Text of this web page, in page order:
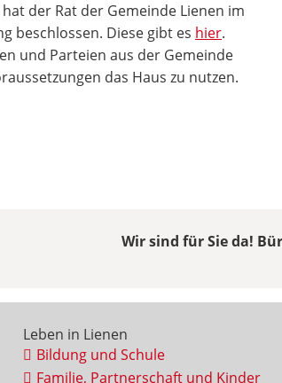
der Rat der Gemeinde Lienen im
beschlossen. Diese gibt es hier.
und Parteien aus der Gemeinde
das Haus zu nutzen.
Wir sind für Sie da!
Leben in Lienen
Bildung und Schule
Familie, Partnerschaft und Kinder